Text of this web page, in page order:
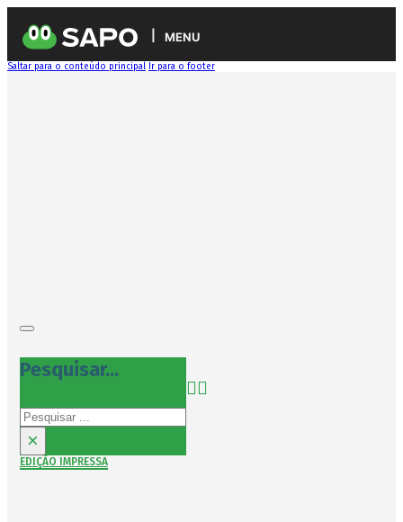
MENU
Saltar para o conteúdo principal Ir para o footer
Pesquisar...
Pesquisar
×
EDIÇÃO IMPRESSA